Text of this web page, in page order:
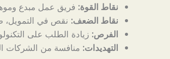
نقاط القوة: فريق عمل مبدع
نقاط الضعف: نقص في
الفرص: زيادة الطلب على
التهديدات: منافسة من الشركات